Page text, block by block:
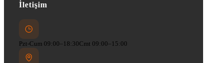
İletişim
Pzt-Cum 09:00–18:30Cmt 09:00–15:00